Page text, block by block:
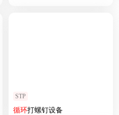
STP
循环打螺钉设备